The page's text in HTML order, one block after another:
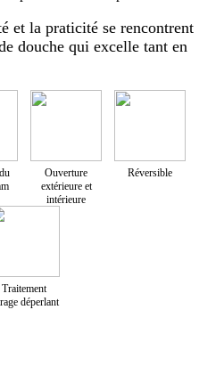
et la praticité se rencontrent
douche qui excelle tant en
Ouverture
extérieure et
intérieure
Réversible
Traitement
déperlant